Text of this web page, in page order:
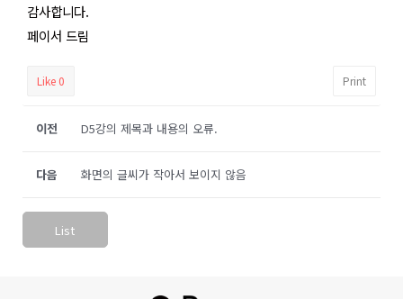
감사합니다.
페이서 드림
Like 0 Print
이전 D5강의 제목과 내용의 오류.
화면의 글씨가 작아서 보이지 않음
다음
List